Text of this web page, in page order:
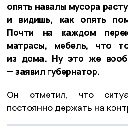
опять навалы мусора
и видишь, как опять
Почти на каждом
матрасы, мебель, что
из дома. Ну это же
— заявил губернатор.
Он отметил, что
постоянно держать на